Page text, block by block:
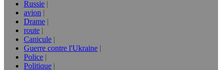
Russie
avion
Drame
route
Canicule
Guerre contre l'Ukraine
Police
Politique